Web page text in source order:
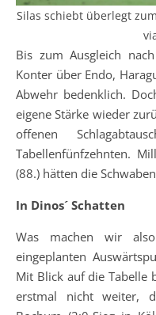
Silas schiebt überlegt
Bis zum Ausgleich
Konter über Endo,
Abwehr bedenklich.
eigene Stärke wieder
offenen
Tabellenfünfzehnten.
(88.) hätten die
In Dinos´ Schatten
Was machen wir
eingeplanten
Mit Blick auf die Tabelle
erstmal nicht weiter,